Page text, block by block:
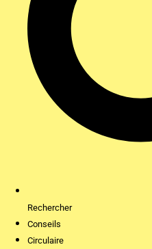
Rechercher
Conseils
Circulaire